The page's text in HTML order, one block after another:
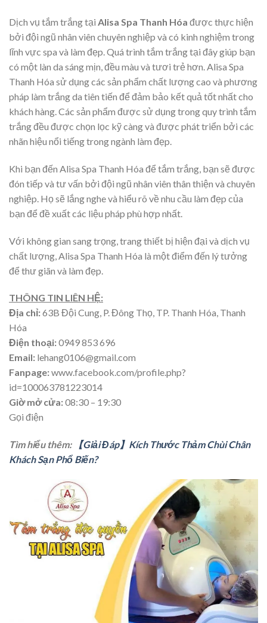
Dịch vụ tắm trắng tại Alisa Spa Thanh Hóa được thực hiện
bởi đội ngũ nhân viên chuyên nghiệp và có kinh nghiệm trong
lĩnh vực spa và làm đẹp. Quá trình tắm trắng tại đây giúp bạn
có một làn da sáng mịn, đều màu và tươi trẻ hơn. Alisa Spa
Thanh Hóa sử dụng các sản phẩm chất lượng cao và phương
pháp làm trắng da tiên tiến để đảm bảo kết quả tốt nhất cho
khách hàng. Các sản phẩm được sử dụng trong quy trình tắm
trắng đều được chọn lọc kỹ càng và được phát triển bởi các
nhãn hiệu nổi tiếng trong ngành làm đẹp.
Khi bạn đến Alisa Spa Thanh Hóa để tắm trắng, bạn sẽ được
đón tiếp và tư vấn bởi đội ngũ nhân viên thân thiện và chuyên
nghiệp. Họ sẽ lắng nghe và hiểu rõ về nhu cầu làm đẹp của
bạn để đề xuất các liệu pháp phù hợp nhất.
Với không gian sang trọng, trang thiết bị hiện đại và dịch vụ
chất lượng, Alisa Spa Thanh Hóa là một điểm đến lý tưởng
để thư giãn và làm đẹp.
THÔNG TIN LIÊN HỆ:
Địa chỉ:63B Đội Cung, P. Đông Thọ, TP. Thanh Hóa, Thanh
Hóa
Điện thoại:0949 853 696
Email: lehang0106@gmail.com
Fanpage:www.facebook.com/profile.php?
id=100063781223014
Giờ mở cửa:08:30 – 19:30
Gọi điện
Tìm hiểu thêm:
【Giải Đáp】Kích Thước Thảm Chùi Chân
Khách Sạn Phổ Biến?